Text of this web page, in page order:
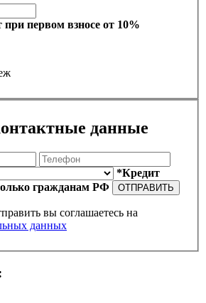
при первом взносе от 10%
данные
*Кредит
гражданам РФ
ОТПРАВИТЬ
вы соглашаетесь на
данных